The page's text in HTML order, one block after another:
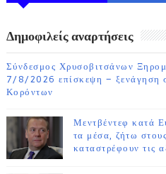
Δημοφιλείς αναρτήσεις
Σύνδεσμος Χρυσοβιτσάνων
7/8/2026 επίσκεψη – ξενάγηση
Κορόντων
Μεντβέντεφ κατά
τα μέσα, ζήτω
καταστρέφουν τις